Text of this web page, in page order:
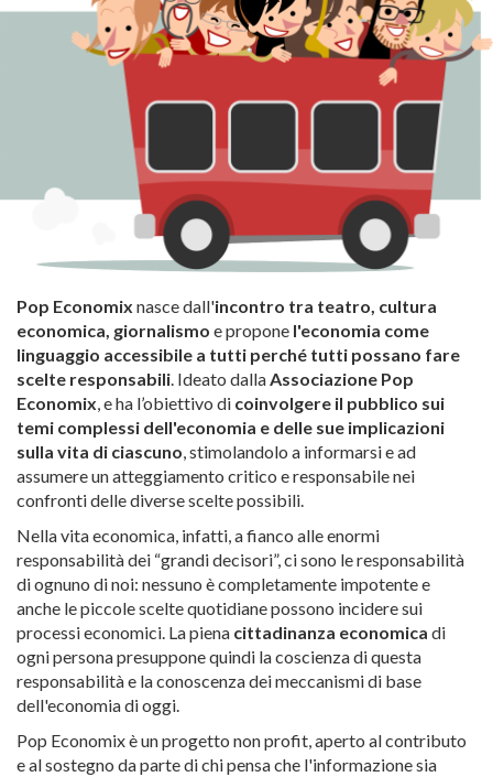
Pop Economix nasce dall'incontro tra teatro, cultura
economica, giornalismo e propone l'economia come
linguaggio accessibile a tutti perché tutti possano fare
scelte responsabili . Ideato dalla Associazione Pop
Economix , e ha l’obiettivo di coinvolgere il pubblico sui
temi complessi dell'economia e delle sue implicazioni
sulla vita di ciascuno , stimolandolo a informarsi e ad
assumere un atteggiamento critico e responsabile nei
confronti delle diverse scelte possibili.
Nella vita economica, infatti, a fianco alle enormi
responsabilità dei “grandi decisori”, ci sono le responsabilità
di ognuno di noi: nessuno è completamente impotente e
anche le piccole scelte quotidiane possono incidere sui
processi economici. La piena cittadinanza economica di
ogni persona presuppone quindi la coscienza di questa
responsabilità e la conoscenza dei meccanismi di base
dell'economia di oggi.
Pop Economix è un progetto non profit, aperto al contributo
e al sostegno da parte di chi pensa che l'informazione sia